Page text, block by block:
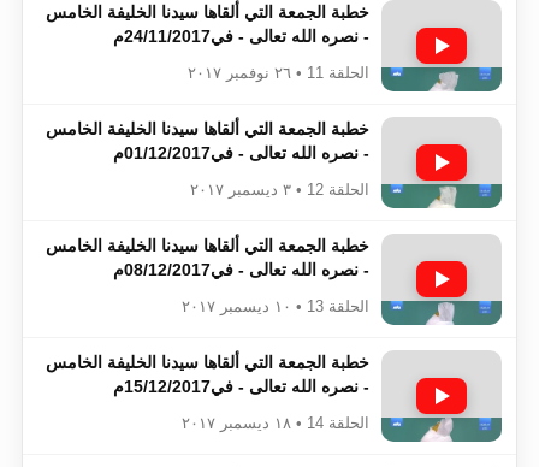
خطبة الجمعة التي ألقاها سيدنا الخليفة الخامس
- نصره الله تعالى - في24/11/2017م
الحلقة 11 • ٢٦ نوفمبر ٢٠١٧
خطبة الجمعة التي ألقاها سيدنا الخليفة الخامس
- نصره الله تعالى - في01/12/2017م
الحلقة 12 • ٣ ديسمبر ٢٠١٧
خطبة الجمعة التي ألقاها سيدنا الخليفة الخامس
- نصره الله تعالى - في08/12/2017م
الحلقة 13 • ١٠ ديسمبر ٢٠١٧
خطبة الجمعة التي ألقاها سيدنا الخليفة الخامس
- نصره الله تعالى - في15/12/2017م
الحلقة 14 • ١٨ ديسمبر ٢٠١٧